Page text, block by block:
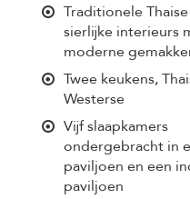
Traditionele
sierlijke interieurs
moderne
Twee keukens,
Westerse
Vijf slaapkamers
ondergebracht in
paviljoen en een
paviljoen